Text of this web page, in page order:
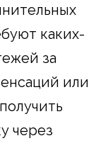
каких-
за
или
через